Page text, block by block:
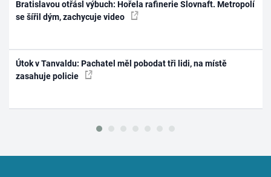
Bratislavou otřásl výbuch: Hořela rafinerie Slovnaft. Metropolí
se šířil dým, zachycuje video
Útok v Tanvaldu: Pachatel měl pobodat tři lidi, na místě
zasahuje policie